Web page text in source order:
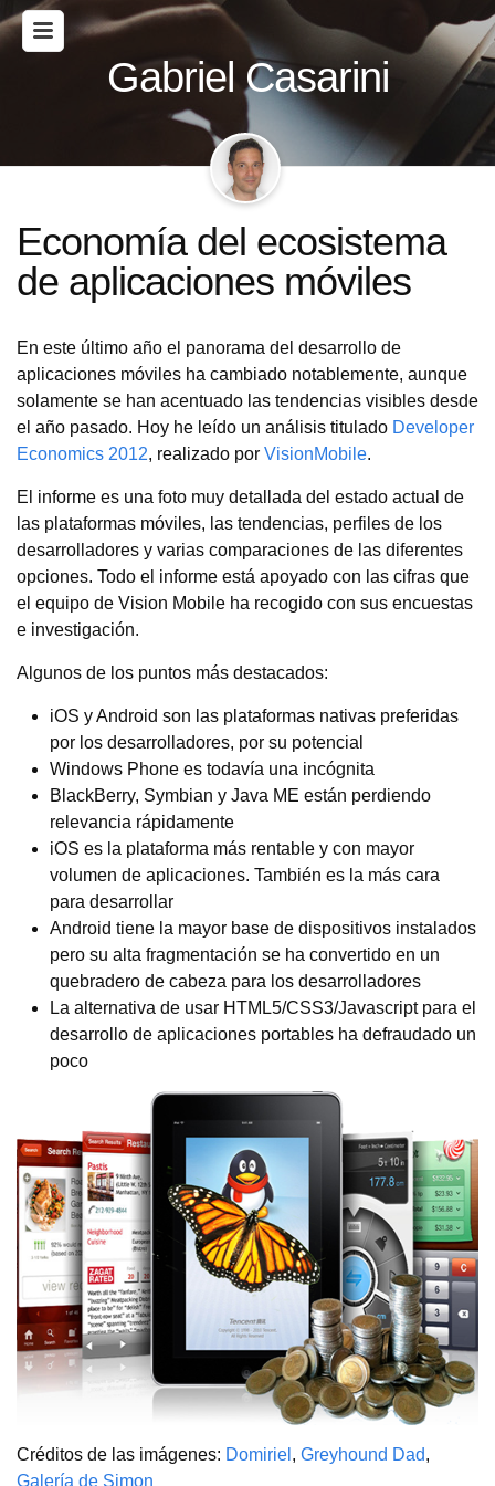
Gabriel Casarini
Economía del ecosistema
de aplicaciones móviles
En este último año el panorama del desarrollo de
aplicaciones móviles ha cambiado notablemente, aunque
solamente se han acentuado las tendencias visibles desde
el año pasado. Hoy he leído un análisis titulado Developer
Economics 2012, realizado por VisionMobile.
El informe es una foto muy detallada del estado actual de
las plataformas móviles, las tendencias, perfiles de los
desarrolladores y varias comparaciones de las diferentes
opciones. Todo el informe está apoyado con las cifras que
el equipo de Vision Mobile ha recogido con sus encuestas
e investigación.
Algunos de los puntos más destacados:
iOS y Android son las plataformas nativas preferidas
por los desarrolladores, por su potencial
Windows Phone es todavía una incógnita
BlackBerry, Symbian y Java ME están perdiendo
relevancia rápidamente
iOS es la plataforma más rentable y con mayor
volumen de aplicaciones. También es la más cara
para desarrollar
Android tiene la mayor base de dispositivos instalados
pero su alta fragmentación se ha convertido en un
quebradero de cabeza para los desarrolladores
La alternativa de usar HTML5/CSS3/Javascript para el
desarrollo de aplicaciones portables ha defraudado un
poco
Créditos de las imágenes: Domiriel , Greyhound Dad,
Galería de Simon